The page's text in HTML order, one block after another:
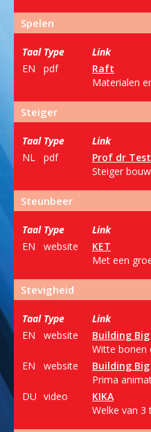
Spelen
Taal Type
Link
EN
pdf
Raft
Materialen
Steiger
Taal Type
Link
NL
pdf
Prof dr
Steiger
Steunbeer
Taal Type
Link
EN
website
KET
Met een
Stevigheid
Taal Type
Link
EN
website
Building Big
Witte bonen
EN
website
Building Big
Prima
DU video
KIKA
Welke van 3